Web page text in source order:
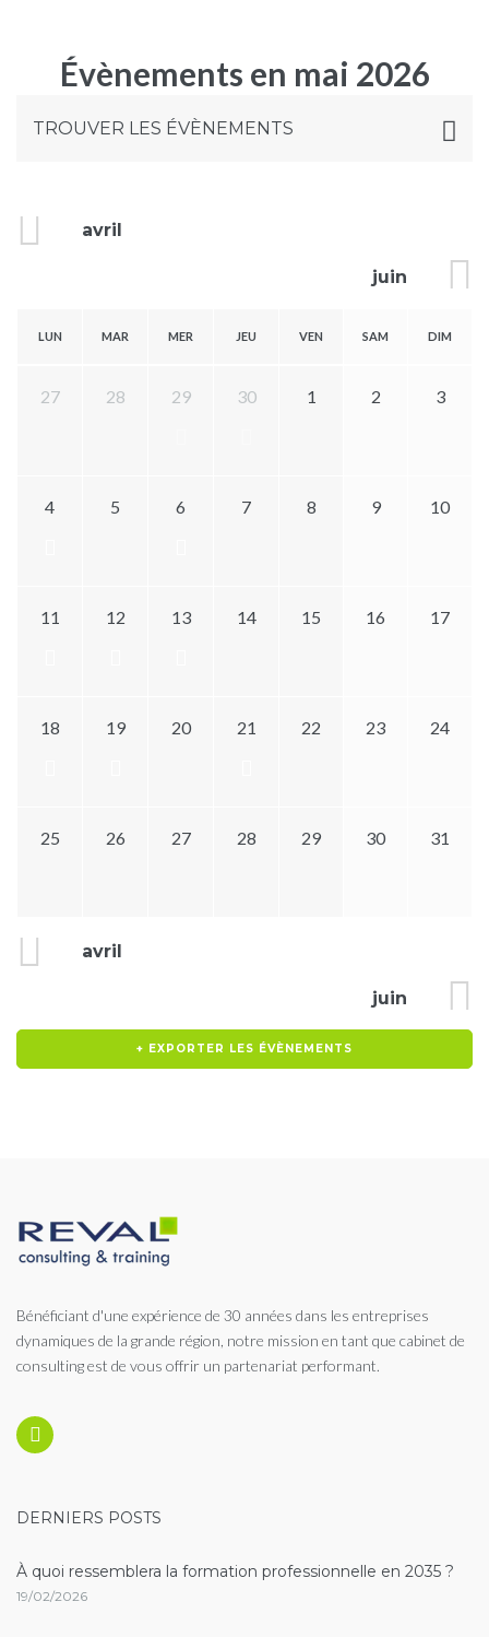
Évènements en mai 2026
Évènements
and
Navigation
TROUVER LES ÉVÈNEMENTS
avril
juin
Calendar
of
LUN MAR MER JEU VEN SAM DIM
27 28 29 30 1 2 3
4 5 6 7 8 9 10
11 12 13 14 15 16 17
18 19 20 21 22 23 24
25 26 27 28 29 30 31
avril
juin
+ EXPORTER LES ÉVÈNEMENTS
Bénéficiant d'une expérience de 30 années dans les entreprises
dynamiques de la grande région, notre mission en tant que cabinet de
consulting est de vous offrir un partenariat performant.
DERNIERS POSTS
À quoi ressemblera la formation professionnelle en 2035 ?
19/02/2026